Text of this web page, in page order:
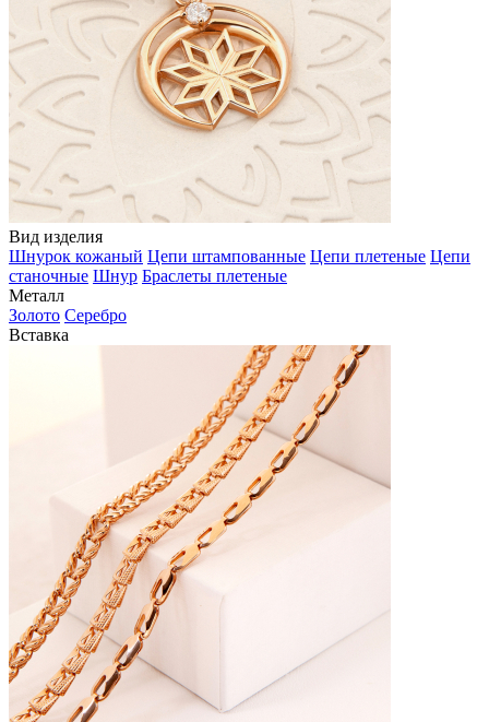
Вид изделия
Шнурок кожаный Цепи штампованные Цепи плетеные Цепи
станочные Шнур Браслеты плетеные
Металл
Золото Серебро
Вставка